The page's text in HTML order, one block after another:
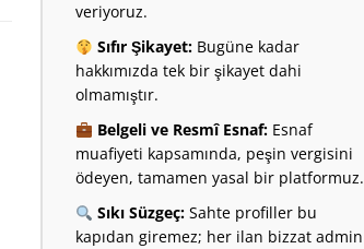
veriyoruz.
Sıfır Şikayet:Bugüne kadar
hakkımızda tek bir şikayet dahi
olmamıştır.
Belgeli ve Resmî Esnaf:Esnaf
muafiyeti kapsamında, peşin vergisini
ödeyen, tamamen yasal bir platformuz.
Sıkı Süzgeç:Sahte profiller bu
kapıdan giremez; her ilan bizzat admin